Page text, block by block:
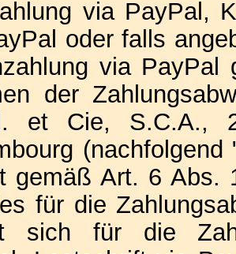
via PayPal,
oder falls
via PayPal
der
et Cie, S.C.A.,
gemäß Art. 6 Abs.
für die
sich für die